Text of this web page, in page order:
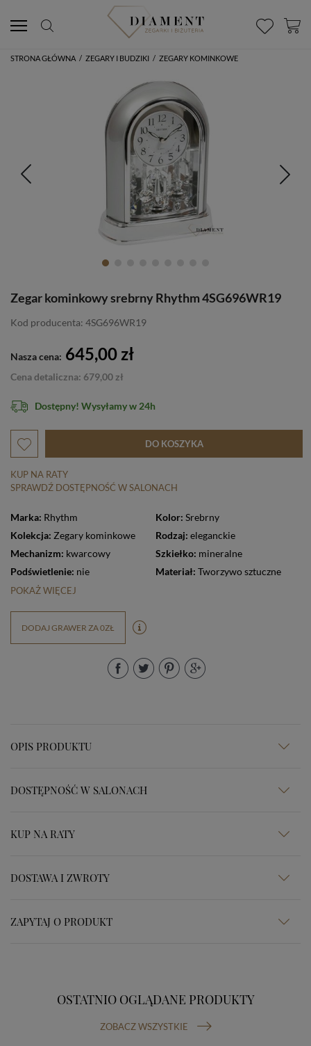
STRONA GŁÓWNA / ZEGARY I BUDZIKI / ZEGARY KOMINKOWE
Zegar kominkowy srebrny Rhythm 4SG696WR19
Kod producenta: 4SG696WR19
Nasza cena: 645,00 zł
Cena detaliczna: 679,00 zł
Dostępny! Wysyłamy w 24h
DO KOSZYKA
KUP NA RATY
SPRAWDŹ DOSTĘPNOŚĆ W SALONACH
Marka: Rhythm Kolor: Srebrny
Kolekcja: Zegary kominkowe Rodzaj: eleganckie
Mechanizm: kwarcowy Szkiełko: mineralne
Podświetlenie: nie Materiał: Tworzywo sztuczne
POKAŻ WIĘCEJ
DODAJ GRAWER ZA 0ZŁ
OPIS PRODUKTU
DOSTĘPNOŚĆ W SALONACH
KUP NA RATY
DOSTAWA I ZWROTY
ZAPYTAJ O PRODUKT
OSTATNIO OGLĄDANE PRODUKTY
ZOBACZ WSZYSTKIE